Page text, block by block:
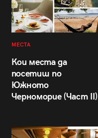
МЕСТА
Кои места да
посетиш по
Южното
Черноморие (Част II)